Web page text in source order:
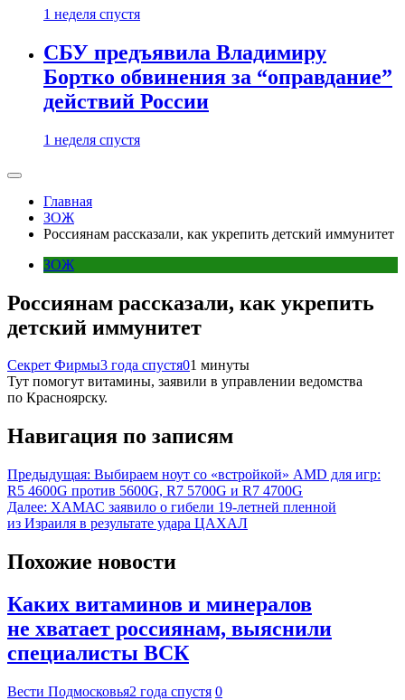
1 неделя спустя
СБУ предъявила Владимиру
Бортко обвинения за “оправдание”
действий России
1 неделя спустя
Главная
ЗОЖ
Россиянам рассказали, как укрепить детский иммунитет
ЗОЖ
Россиянам рассказали, как укрепить
детский иммунитет
Секрет Фирмы3 года спустя01 минуты
Тут помогут витамины, заявили в управлении ведомства
по Красноярску.
Навигация по записям
Предыдущая: Выбираем ноут со «встройкой» AMD для игр:
R5 4600G против 5600G, R7 5700G и R7 4700G
Далее: ХАМАС заявило о гибели 19-летней пленной
из Израиля в результате удара ЦАХАЛ
Похожие новости
Каких витаминов и минералов
не хватает россиянам, выяснили
специалисты ВСК
Вести Подмосковья2 года спустя 0